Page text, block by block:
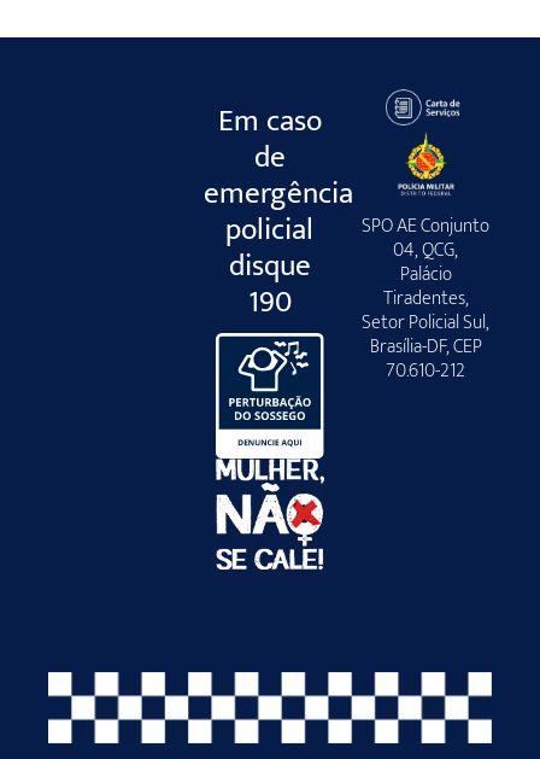
Em caso
de
emergência
policial
disque
190
SPO AE Conjunto
04, QCG,
Palácio
Tiradentes,
Setor Policial Sul,
Brasília-DF, CEP
70.610-212